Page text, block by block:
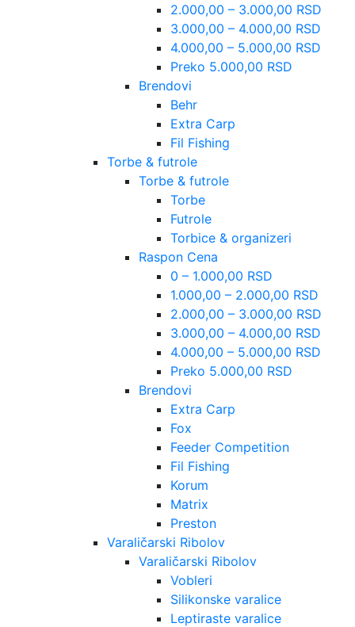
2.000,00 – 3.000,00 RSD
3.000,00 – 4.000,00 RSD
4.000,00 – 5.000,00 RSD
Preko 5.000,00 RSD
Brendovi
Behr
Extra Carp
Fil Fishing
Torbe & futrole
Torbe & futrole
Torbe
Futrole
Torbice & organizeri
Raspon Cena
0 – 1.000,00 RSD
1.000,00 – 2.000,00 RSD
2.000,00 – 3.000,00 RSD
3.000,00 – 4.000,00 RSD
4.000,00 – 5.000,00 RSD
Preko 5.000,00 RSD
Brendovi
Extra Carp
Fox
Feeder Competition
Fil Fishing
Korum
Matrix
Preston
Varaličarski Ribolov
Varaličarski Ribolov
Vobleri
Silikonske varalice
Leptiraste varalice